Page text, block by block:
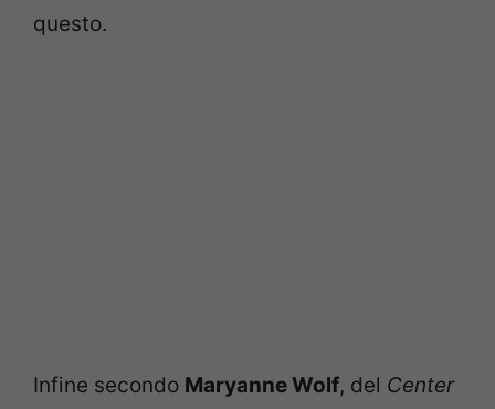
questo.
Infine secondo Maryanne Wolf, del Center